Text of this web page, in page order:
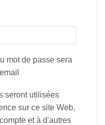
mot de passe sera
seront utilisées
sur ce site Web,
et à d'autres